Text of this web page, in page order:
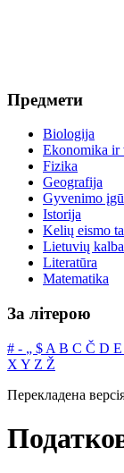
Предмети
Biologija
Ekonomika ir
Fizika
Geografija
Gyvenimo
Istorija
Kelių eismo
Lietuvių kalba
Literatūra
Matematika
За літерою
# ‐ „ $ A B C Č D E
X Y Z Ž
Перекладена